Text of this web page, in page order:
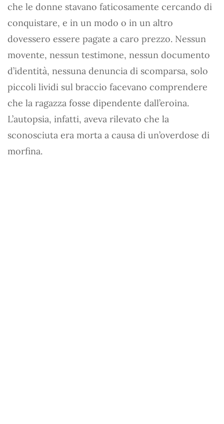
che le donne stavano faticosamente cercando di
conquistare, e in un modo o in un altro
dovessero essere pagate a caro prezzo. Nessun
movente, nessun testimone, nessun documento
d’identità, nessuna denuncia di scomparsa, solo
piccoli lividi sul braccio facevano comprendere
che la ragazza fosse dipendente dall’eroina.
L’autopsia, infatti, aveva rilevato che la
sconosciuta era morta a causa di un’overdose di
morfina.